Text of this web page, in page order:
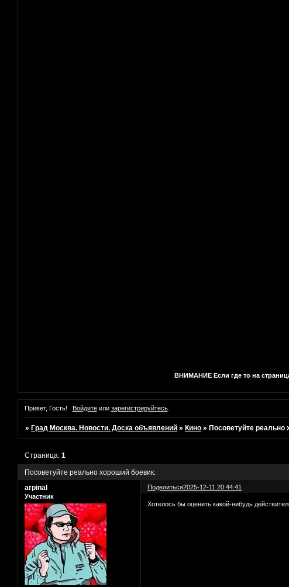
ВНИМАНИЕ Если где то на
Привет, Гость! Войдитеили зарегистрируйтесь.
» Град Москва. Новости. Доска объявлений » Кино » Посоветуйте реально
Посоветуйте реально хороший боевик.
Страница:1
Поделиться2025-12-11 20:44:41
arpinal
Участник
Хотелось бы оценить какой-нибудь